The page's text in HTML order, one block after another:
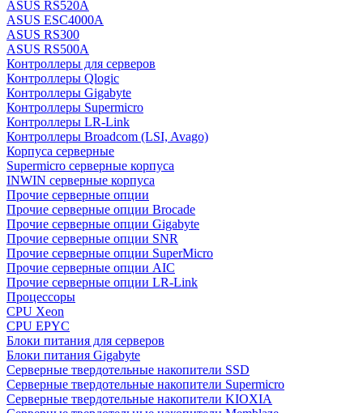
ASUS RS520A
ASUS ESC4000A
ASUS RS300
ASUS RS500A
Контроллеры для серверов
Контроллеры Qlogic
Контроллеры Gigabyte
Контроллеры Supermicro
Контроллеры LR-Link
Контроллеры Broadcom (LSI, Avago)
Корпуса серверные
Supermicro серверные корпуса
INWIN серверные корпуса
Прочие серверные опции
Прочие серверные опции Brocade
Прочие серверные опции Gigabyte
Прочие серверные опции SNR
Прочие серверные опции SuperMicro
Прочие серверные опции AIC
Прочие серверные опции LR-Link
Процессоры
CPU Xeon
CPU EPYC
Блоки питания для серверов
Блоки питания Gigabyte
Серверные твердотельные накопители SSD
Cерверные твердотельные накопители Supermicro
Cерверные твердотельные накопители KIOXIA